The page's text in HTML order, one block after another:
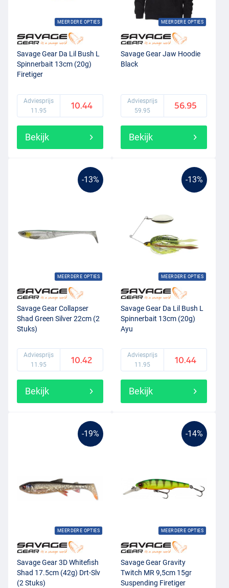
MEERDERE OPTIES
Savage Gear Da Lil Bush L
Spinnerbait 13cm (20g)
Firetiger
Adviesprijs
11.95
10.44
Bekijk
MEERDERE OPTIES
Savage Gear Jaw Hoodie
Black
Adviesprijs
59.95
56.95
Bekijk
-13%
MEERDERE OPTIES
Savage Gear Collapser
Shad Green Silver 22cm (2
Stuks)
Adviesprijs
11.95
10.42
Bekijk
-13%
MEERDERE OPTIES
Savage Gear Da Lil Bush L
Spinnerbait 13cm (20g)
Ayu
Adviesprijs
11.95
10.44
Bekijk
-19%
MEERDERE OPTIES
Savage Gear 3D Whitefish
Shad 17.5cm (42g) Drt-Slv
(2 Stuks)
-14%
MEERDERE OPTIES
Savage Gear Gravity
Twitch MR 9,5cm 15gr
Suspending Firetiger